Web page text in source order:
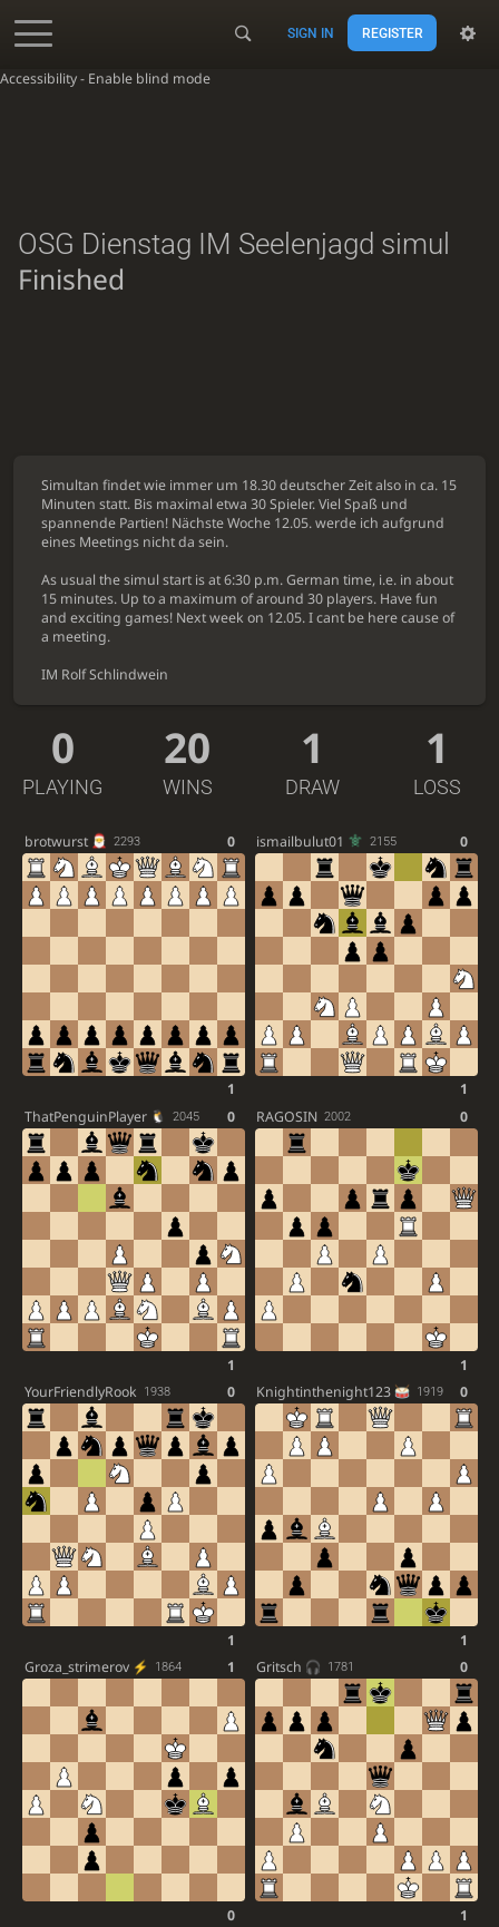
Accessibility - Enable blind mode
SIGN IN REGISTER
OSG Dienstag IM Seelenjagd simul
Finished
Simultan findet wie immer um 18.30 deutscher Zeit also in ca. 15
Minuten statt. Bis maximal etwa 30 Spieler. Viel Spaß und
spannende Partien! Nächste Woche 12.05. werde ich aufgrund
eines Meetings nicht da sein.
As usual the simul start is at 6:30 p.m. German time, i.e. in about
15 minutes. Up to a maximum of around 30 players. Have fun
and exciting games! Next week on 12.05. I cant be here cause of
a meeting.
IM Rolf Schlindwein
0
PLAYING
20
WINS
1
DRAW
1
LOSS
brotwurst 2293 0
1
ismailbulut01 2155 0
1
ThatPenguinPlayer
2045 0
1
RAGOSIN 2002 0
1
YourFriendlyRook
1938 0
1
Knightinthenight123 1919 0
1
Groza_strimerov
1864 1
0
Gritsch 1781 0
1